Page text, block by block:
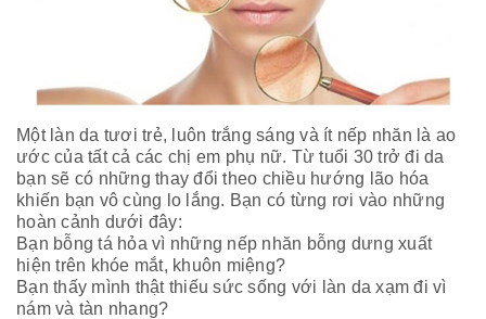
Một làn da tươi trẻ, luôn trắng sáng và ít nếp nhăn là ao
ước của tất cả các chị em phụ nữ. Từ tuổi 30 trở đi da
bạn sẽ có những thay đổi theo chiều hướng lão hóa
khiến bạn vô cùng lo lắng. Bạn có từng rơi vào những
hoàn cảnh dưới đây:
Bạn bỗng tá hỏa vì những nếp nhăn bỗng dưng xuất
hiện trên khóe mắt, khuôn miệng?
Bạn thấy mình thật thiếu sức sống với làn da xạm đi vì
nám và tàn nhang?